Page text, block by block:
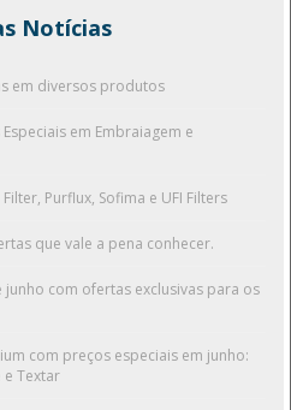
Notícias
em diversos produtos
em Embraiagem e
Purflux, Sofima e UFI Filters
que vale a pena conhecer.
junho com ofertas exclusivas para os
com preços especiais em junho:
e Textar